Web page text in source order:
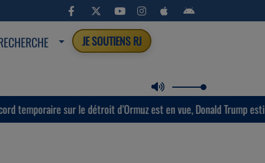
JE SOUTIENS RJ
sur le détroit d’Ormuz est en vue, Donald Trump estime que